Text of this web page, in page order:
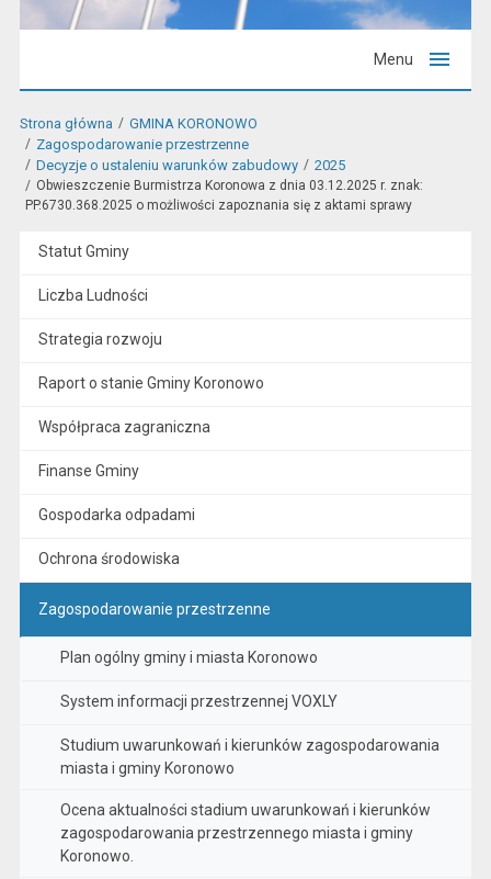
Menu
Strona główna
GMINA KORONOWO
Zagospodarowanie przestrzenne
Decyzje o ustaleniu warunków zabudowy
2025
Obwieszczenie Burmistrza Koronowa z dnia 03.12.2025 r. znak:
PP.6730.368.2025 o możliwości zapoznania się z aktami sprawy
Statut Gminy
Liczba Ludności
Strategia rozwoju
Raport o stanie Gminy Koronowo
Współpraca zagraniczna
Finanse Gminy
Gospodarka odpadami
Ochrona środowiska
Zagospodarowanie przestrzenne
Plan ogólny gminy i miasta Koronowo
System informacji przestrzennej VOXLY
Studium uwarunkowań i kierunków zagospodarowania
miasta i gminy Koronowo
Ocena aktualności stadium uwarunkowań i kierunków
zagospodarowania przestrzennego miasta i gminy
Koronowo.